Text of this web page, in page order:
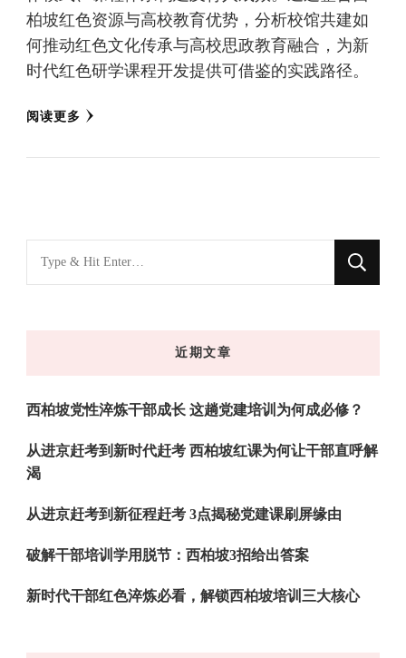
柏坡红色资源与高校教育优势，分析校馆共建如
何推动红色文化传承与高校思政教育融合，为新
时代红色研学课程开发提供可借鉴的实践路径。
阅读更多
找
什
近期文章
西柏坡党性淬炼干部成长 这趟党建培训为何成必修？
从进京赶考到新时代赶考 西柏坡红课为何让干部直呼解
渴
从进京赶考到新征程赶考 3点揭秘党建课刷屏缘由
破解干部培训学用脱节：西柏坡3招给出答案
新时代干部红色淬炼必看，解锁西柏坡培训三大核心